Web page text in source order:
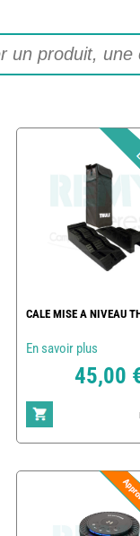
CALE MISE A NIVEAU
En savoir plus
45,00